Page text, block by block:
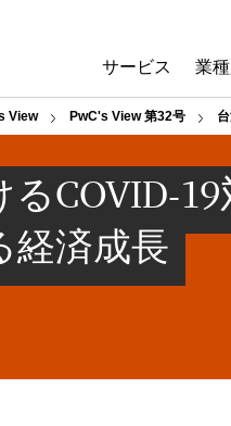
サービス 業
View PwC's View 第32号
るCOVID-
経済成長